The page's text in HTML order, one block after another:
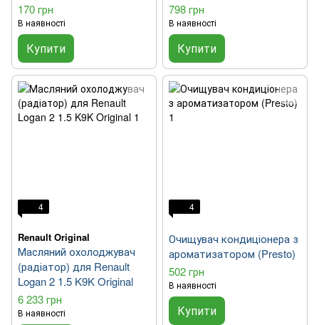
170 грн
В наявності
Купити
798 грн
В наявності
Купити
4
Renault Original
Масляний охолоджувач
(радіатор) для Renault
Logan 2 1.5 K9K Original
6 233 грн
В наявності
4
Очищувач кондиціонера з
ароматизатором (Presto)
502 грн
В наявності
Купити